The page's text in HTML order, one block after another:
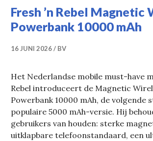
Fresh ’n Rebel Magnetic
Powerbank 10000 mAh
16 JUNI 2026 BV
Het Nederlandse mobile must-have
Rebel introduceert de Magnetic
Powerbank 10000 mAh, de volgende
populaire 5000 mAh-versie. Hij
gebruikers van houden: sterke
uitklapbare telefoonstandaard, een